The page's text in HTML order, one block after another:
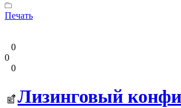
Печать
0
0
0
Лизинговый